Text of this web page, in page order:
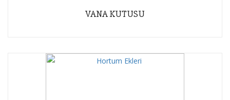
VANA KUTUSU